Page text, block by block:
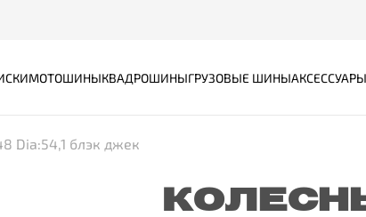
МОТОШИНЫКВАДРОШИНЫГРУЗОВЫЕ ШИНЫАКСЕССУАРЫ
Dia:54,1 блэк джек